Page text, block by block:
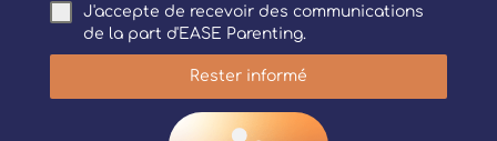
J'accepte de recevoir des communications
de la part d'EASE Parenting.
Rester informé